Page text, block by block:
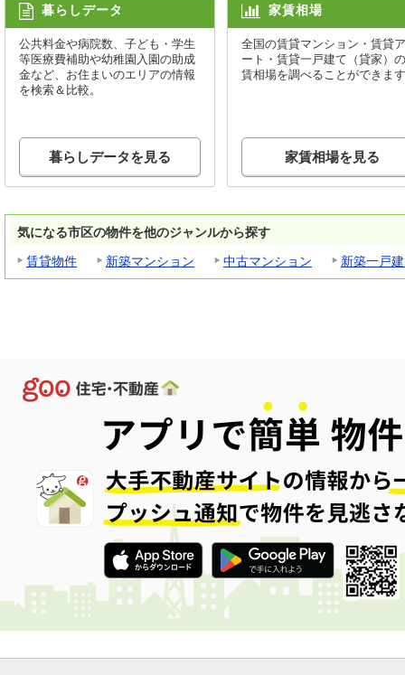
暮らしデータ
公共料金や病院数、子ども・学生
等医療費補助や幼稚園入園の助成
金など、お住まいのエリアの情報
を検索＆比較。
暮らしデータを見る
家賃相場
全国の賃貸マンション・賃貸
ート・賃貸一戸建て（貸家）
賃相場を調べることができま
家賃相場を見る
気になる市区の物件を他のジャンルから探す
賃貸物件
新築マンション 中古マンション 新築一戸